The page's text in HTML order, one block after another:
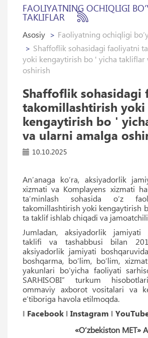
FAOLIYATNING OCHIQLIGI
TAKLIFLAR
Asosiy
Faoliyatning ochiqligi
Shaffoflik sohasidagi faoliyatni
yoki kengaytirish bo ' yicha takliflar
oshirish
Shaffoflik sohasidagi
takomillashtirish yoki
kengaytirish bo '
va ularni amalga
10.10.2025
An’anaga ko‘ra, aksiyadorlik
xizmati va Komplayens xizmati
ta’minlash sohasida o‘z
takomillashtirish yoki kengaytirish
ta taklif ishlab chiqadi va
Jumladan, aksiyadorlik jamiyati
taklifi va tashabbusi bilan
aksiyadorlik jamiyati
boshqarma, bo‘lim, bo‘lim,
yakunlari bo‘yicha faoliyati
SARHISOBI” turkum
ommaviy axborot vositalari va
e’tiboriga havola etilmoqda.
‖ Facebook ‖ Instagram ‖
«O‘zbekiston MET»